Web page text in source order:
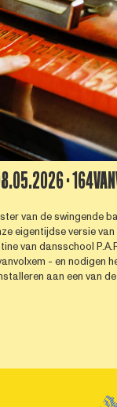
·
van de swingende
eigentijdse versie
van dansschool
- en nodigen
aan een van